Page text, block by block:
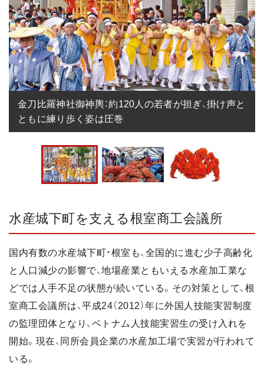
金刀比羅神社御神輿：約120人の若者が担ぎ、掛け声と
ともに練り歩く姿は圧巻
水産城下町を支える根室商工会議所
国内有数の水産城下町・根室も、全国的に進む少子高齢化
と人口減少の影響で、地場産業ともいえる水産加工業な
どでは人手不足の状態が続いている。その対策として、根
室商工会議所は、平成24（2012）年に外国人技能実習制度
の監理団体となり、ベトナム人技能実習生の受け入れを
開始。現在、同所会員企業の水産加工場で実習が行われて
いる。